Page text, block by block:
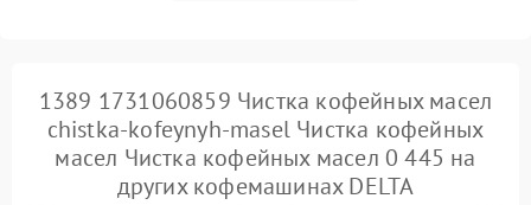
1389 1731060859 Чистка кофейных масел
chistka-kofeynyh-masel Чистка кофейных
масел Чистка кофейных масел 0 445 на
других кофемашинах DELTA